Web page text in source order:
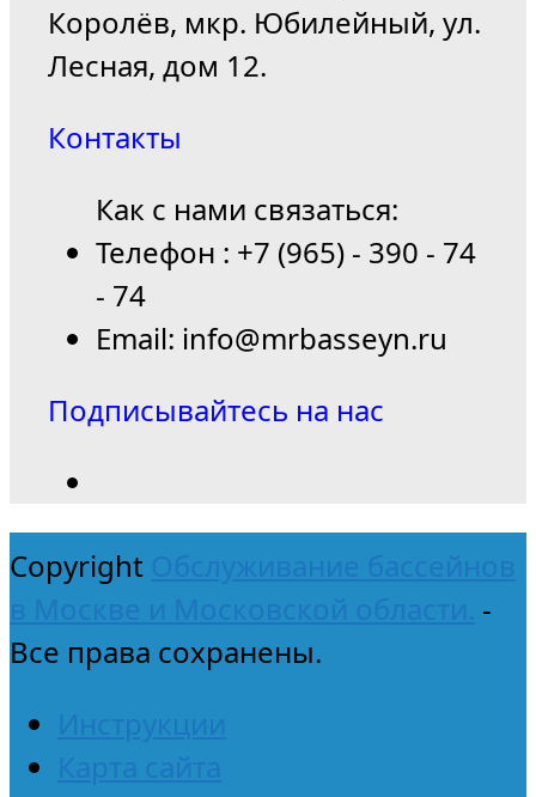
Королёв, мкр. Юбилейный, ул.
Лесная, дом 12.
Контакты
Как с нами связаться:
Телефон : +7 (965) - 390 - 74
- 74
Email: info@mrbasseyn.ru
Подписывайтесь на нас
Copyright Обслуживание бассейнов
в Москве и Московской области. -
Все права сохранены.
Инструкции
Карта сайта